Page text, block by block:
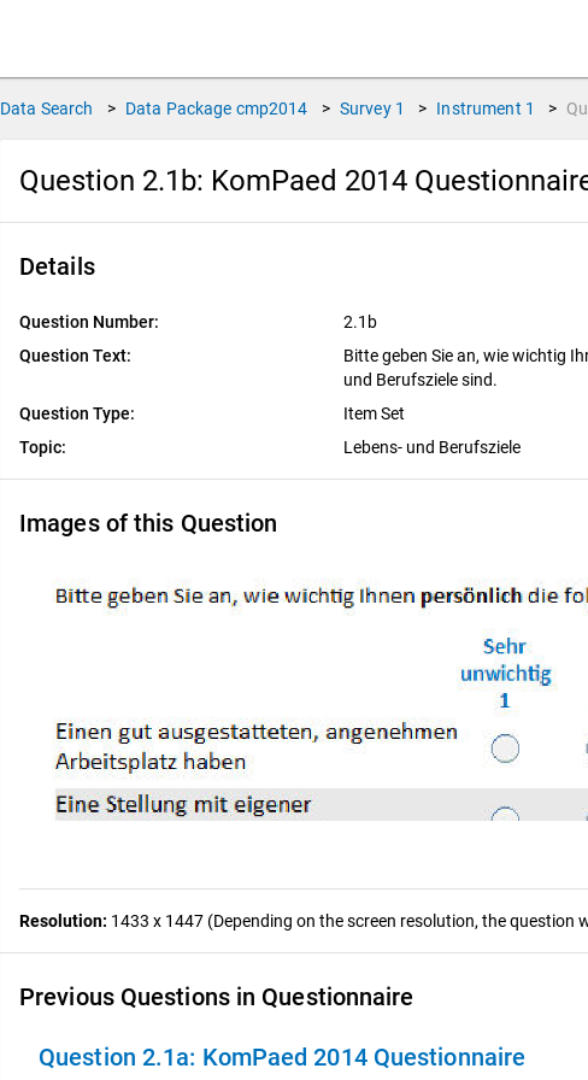
Data Search > Data Package cmp2014 > Survey 1 > Instrument 1 >
Question 2.1b: KomPaed 2014
Details
Question Number:
2.1b
Question Text:
Bitte geben Sie an, wie wichtig
und Berufsziele sind.
Question Type:
Item Set
Topic:
Lebens- und Berufsziele
Images of this Question
Resolution: 1433 x 1447 (Depending on the screen resolution, the question
Previous Questions in Questionnaire
Question 2.1a: KomPaed 2014 Questionnaire